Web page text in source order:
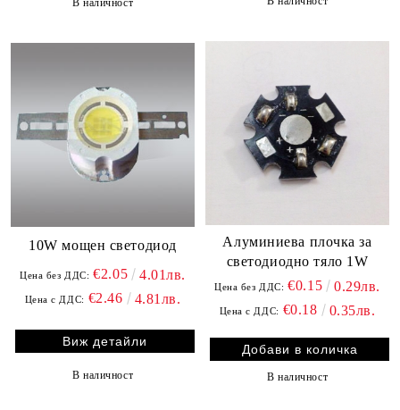
В наличност
10W мощен светодиод
Цена без ДДС: €2.05 4.01лв.
Цена с ДДС: €2.46 4.81лв.
Виж детайли
В наличност
Aлуминиева плочка за
светодиодно тяло 1W
Цена без ДДС: €0.15 0.29лв.
Цена с ДДС: €0.18 0.35лв.
В наличност